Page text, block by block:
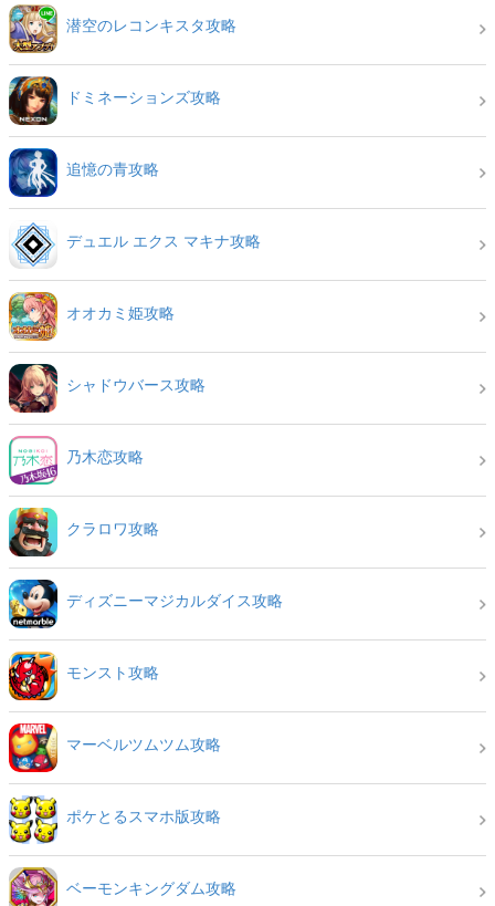
潜空のレコンキスタ攻略
ドミネーションズ攻略
追憶の青攻略
デュエル エクス マキナ攻略
オオカミ姫攻略
シャドウバース攻略
乃木恋攻略
クラロワ攻略
ディズニーマジカルダイス攻略
モンスト攻略
マーベルツムツム攻略
ポケとるスマホ版攻略
ベーモンキングダム攻略